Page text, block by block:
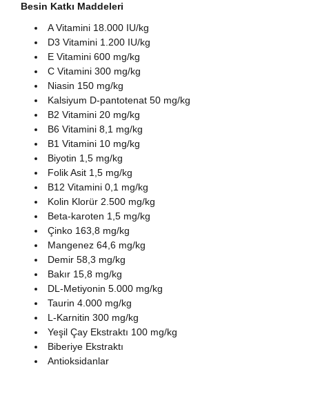
Besin Katkı Maddeleri
A Vitamini 18.000 IU/kg
D3 Vitamini 1.200 IU/kg
E Vitamini 600 mg/kg
C Vitamini 300 mg/kg
Niasin 150 mg/kg
Kalsiyum D-pantotenat 50 mg/kg
B2 Vitamini 20 mg/kg
B6 Vitamini 8,1 mg/kg
B1 Vitamini 10 mg/kg
Biyotin 1,5 mg/kg
Folik Asit 1,5 mg/kg
B12 Vitamini 0,1 mg/kg
Kolin Klorür 2.500 mg/kg
Beta‐karoten 1,5 mg/kg
Çinko 163,8 mg/kg
Mangenez 64,6 mg/kg
Demir 58,3 mg/kg
Bakır 15,8 mg/kg
DL‐Metiyonin 5.000 mg/kg
Taurin 4.000 mg/kg
L‐Karnitin 300 mg/kg
Yeşil Çay Ekstraktı 100 mg/kg
Biberiye Ekstraktı
Antioksidanlar